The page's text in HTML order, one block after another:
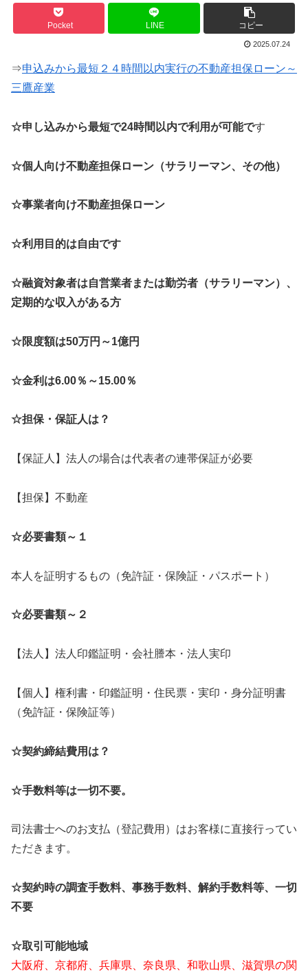
Pocket LINE コピー
2025.07.24
⇒申込みから最短２４時間以内実行の不動産担保ローン～
三鷹産業
☆申し込みから最短で24時間以内で利用が可能です
☆個人向け不動産担保ローン（サラリーマン、その他）
☆事業者向け不動産担保ローン
☆利用目的は自由です
☆融資対象者は自営業者または勤労者（サラリーマン）、
定期的な収入がある方
☆限度額は50万円～1億円
☆金利は6.00％～15.00％
☆担保・保証人は？
【保証人】法人の場合は代表者の連帯保証が必要
【担保】不動産
☆必要書類～１
本人を証明するもの（免許証・保険証・パスポート）
☆必要書類～２
【法人】法人印鑑証明・会社謄本・法人実印
【個人】権利書・印鑑証明・住民票・実印・身分証明書
（免許証・保険証等）
☆契約締結費用は？
☆手数料等は一切不要。
司法書士へのお支払（登記費用）はお客様に直接行ってい
ただきます。
☆契約時の調査手数料、事務手数料、解約手数料等、一切
不要
☆取引可能地域
大阪府、京都府、兵庫県、奈良県、和歌山県、滋賀県の関